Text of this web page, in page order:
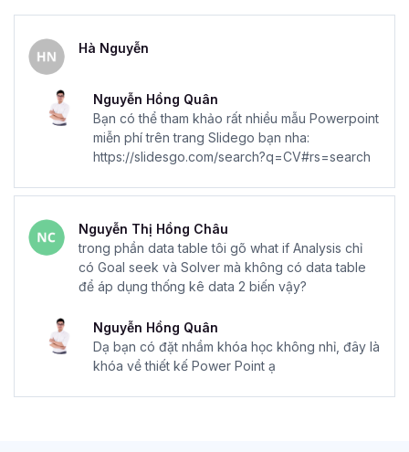
Hà Nguyễn
Nguyễn Hồng Quân
Bạn có thể tham khảo rất nhiều mẫu Powerpoint
miễn phí trên trang Slidego bạn nha:
https://slidesgo.com/search?q=CV#rs=search
Nguyễn Thị Hồng Châu
trong phần data table tôi gõ what if Analysis chỉ
có Goal seek và Solver mà không có data table
để áp dụng thống kê data 2 biến vậy?
Nguyễn Hồng Quân
Dạ bạn có đặt nhầm khóa học không nhỉ, đây là
khóa về thiết kế Power Point ạ